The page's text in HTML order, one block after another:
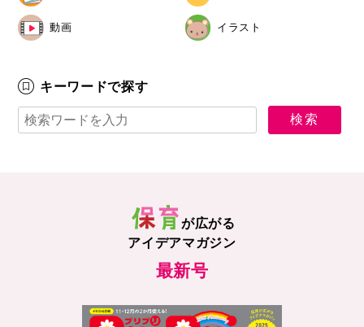
動画 イラスト
キーワードで探す
が広がる
アイデアマガジン
最新号